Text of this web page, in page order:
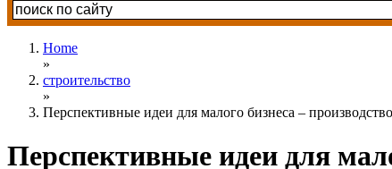
Home
»
строительство
»
Перспективные идеи для малого бизнеса –
Перспективные идеи для